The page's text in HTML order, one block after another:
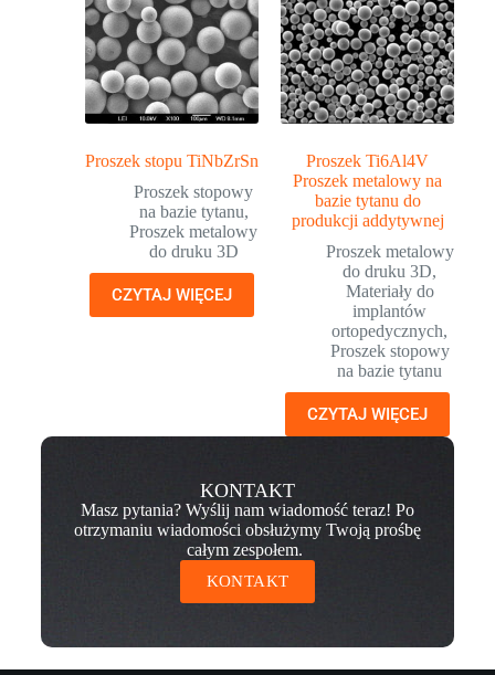
Proszek stopu TiNbZrSn
Proszek stopowy
na bazie tytanu,
Proszek metalowy
do druku 3D
CZYTAJ WIĘCEJ
Proszek Ti6Al4V
Proszek metalowy na
bazie tytanu do
produkcji addytywnej
Proszek metalowy
do druku 3D,
Materiały do
implantów
ortopedycznych,
Proszek stopowy
na bazie tytanu
CZYTAJ WIĘCEJ
KONTAKT
Masz pytania? Wyślij nam wiadomość teraz! Po
otrzymaniu wiadomości obsłużymy Twoją prośbę
całym zespołem.
KONTAKT